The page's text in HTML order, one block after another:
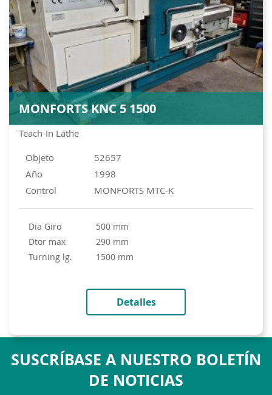
Teach-In Lathe
MONFORTS KNC 5 1500
Objeto
52657
Año
1998
Control
MONFORTS MTC-K
Dia Giro
500 mm
Dtor max
290 mm
turning lg.
1500 mm
Detalles
SUSCRÍBASE A NUESTRO BOLETÍN
DE NOTICIAS